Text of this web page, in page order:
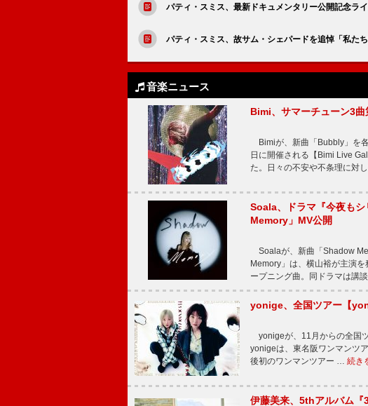
パティ・スミス、最新ドキュメンタリー公開記念ラ
パティ・スミス、故サム・シェパードを追悼「私た
音楽ニュース
Bimi、サマーチューン3
Bimiが、新曲「Bubbly」を
日に開催される【Bimi Live
た。日々の不安や不条理に対
Soala、ドラマ『今夜も
Memory」MV公開
Soalaが、新曲「Shadow
Memory」は、横山裕が主演
ープニング曲。同ドラマは講
yonige、全国ツアー【
yonigeが、11月からの全国
yonigeは、東名阪ワンマンツ
後初のワンマンツアー … 続き
伊藤美来、5thアルバム